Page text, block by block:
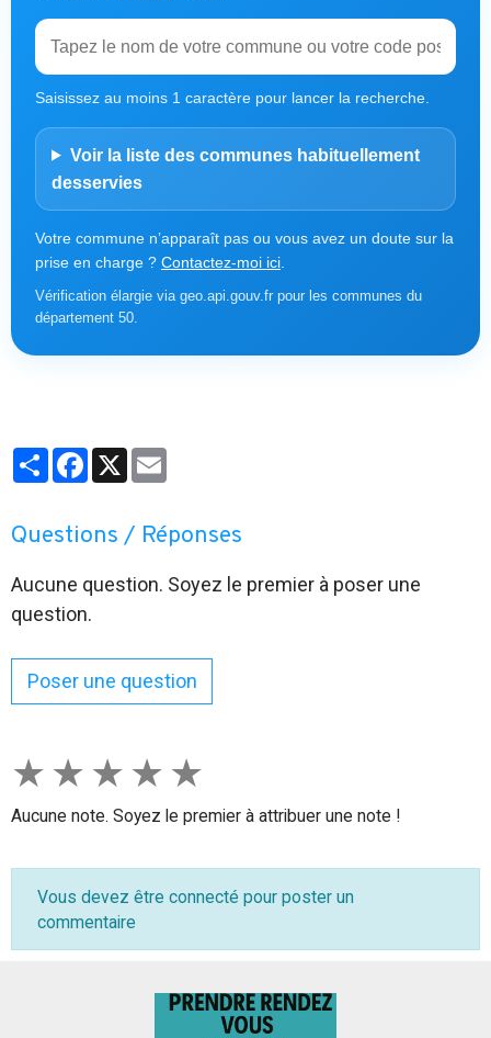
Saisissez au moins 1 caractère pour lancer la recherche.
Voir la liste des communes habituellement
desservies
Votre commune n’apparaît pas ou vous avez un doute sur la
prise en charge ? Contactez-moi ici
Vérification élargie via geo.api.gouv.fr pour les communes du
département 50.
PartagerFacebook
X
Questions / Réponses
Aucune question. Soyez le premier à poser une
question.
Poser une question
★ ★ ★ ★ ★
Aucune note. Soyez le premier à attribuer une note !
Vous devez être connecté pour poster un
commentaire